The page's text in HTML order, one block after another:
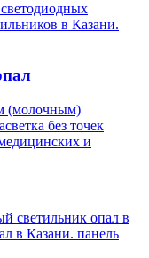
в Казани.
(молочным)
без точек
и
светильник опал в
в Казани. панель